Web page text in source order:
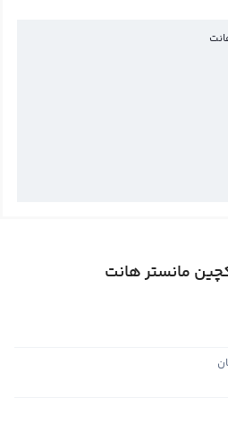
مانستر هانت